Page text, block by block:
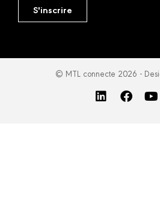
S'inscrire
© MTL connecte 2026 -